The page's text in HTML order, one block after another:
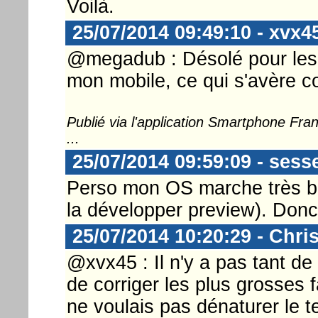
Voilà.
25/07/2014 09:49:10 -
@megadub : Désolé pour
mon mobile, ce qui s'avère
Publié via l'application Smartphone
...
25/07/2014 09:59:09 -
Perso mon OS marche très
la développer preview).
25/07/2014 10:20:29 -
@xvx45 : Il n'y a pas tant
de corriger les plus grosses
ne voulais pas dénaturer le